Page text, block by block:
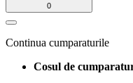
0
Continua cumparaturile
Cosul de